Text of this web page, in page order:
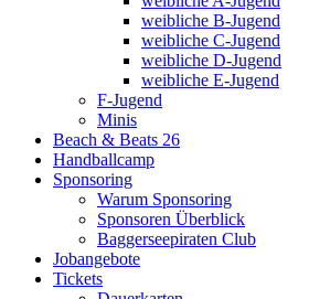
weibliche B-Jugend
weibliche C-Jugend
weibliche D-Jugend
weibliche E-Jugend
F-Jugend
Minis
Beach & Beats 26
Handballcamp
Sponsoring
Warum Sponsoring
Sponsoren Überblick
Baggerseepiraten Club
Jobangebote
Tickets